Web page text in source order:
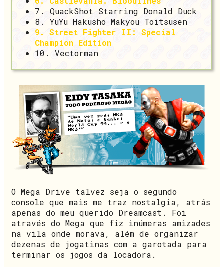
7. QuackShot Starring Donald Duck
8. YuYu Hakusho Makyou Toitsusen
9. Street Fighter II: Special
Champion Edition
10. Vectorman
O Mega Drive talvez seja o segundo
console que mais me traz nostalgia, atrás
apenas do meu querido Dreamcast. Foi
através do Mega que fiz inúmeras amizades
na vila onde morava, além de organizar
dezenas de jogatinas com a garotada para
terminar os jogos da locadora.